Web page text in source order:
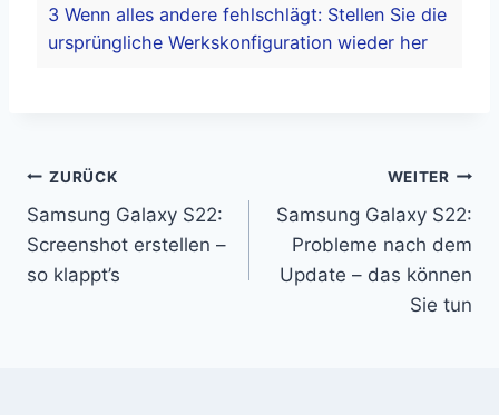
3 Wenn alles andere fehlschlägt: Stellen Sie die
ursprüngliche Werkskonfiguration wieder her
Beitragsnavigation
ZURÜCK
Samsung Galaxy S22:
Screenshot erstellen –
so klappt’s
WEITER
Samsung Galaxy S22:
Probleme nach dem
Update – das können
Sie tun